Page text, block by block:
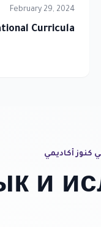
February 29, 2024
Curricula
كنوز أكاديمي
и